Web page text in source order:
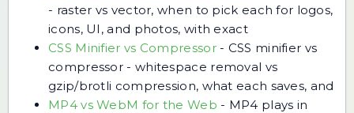
- raster vs vector, when to pick each for logos,
icons, UI, and photos, with exact
CSS Minifier vs Compressor- CSS minifier vs
compressor - whitespace removal vs
gzip/brotli compression, what each saves, and
MP4 vs WebM for the Web - MP4 plays in